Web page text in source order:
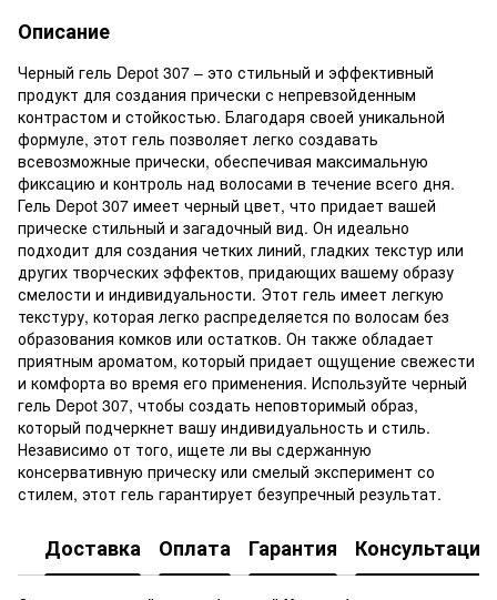
Описание
Черный гель Depot 307 – это стильный и эффективный
продукт для создания прически с непревзойденным
контрастом и стойкостью. Благодаря своей уникальной
формуле, этот гель позволяет легко создавать
всевозможные прически, обеспечивая максимальную
фиксацию и контроль над волосами в течение всего дня.
Гель Depot 307 имеет черный цвет, что придает вашей
прическе стильный и загадочный вид. Он идеально
подходит для создания четких линий, гладких текстур или
других творческих эффектов, придающих вашему образу
смелости и индивидуальности. Этот гель имеет легкую
текстуру, которая легко распределяется по волосам без
образования комков или остатков. Он также обладает
приятным ароматом, который придает ощущение свежести
и комфорта во время его применения. Используйте черный
гель Depot 307, чтобы создать неповторимый образ,
который подчеркнет вашу индивидуальность и стиль.
Независимо от того, ищете ли вы сдержанную
консервативную прическу или смелый эксперимент со
стилем, этот гель гарантирует безупречный результат.
Доставка Оплата Гарантия Консультация